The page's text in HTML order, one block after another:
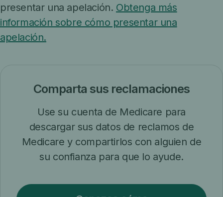
presentar una apelación. Obtenga más
información sobre cómo presentar una
apelación.
Comparta sus reclamaciones
Use su cuenta de Medicare para
descargar sus datos de reclamos de
Medicare y compartirlos con alguien de
su confianza para que lo ayude.